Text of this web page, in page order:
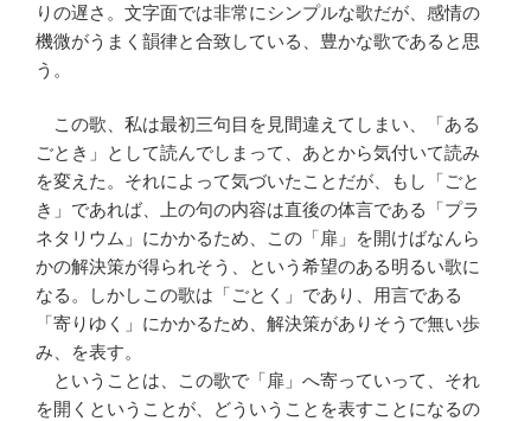
りの遅さ。文字面では非常にシンプルな歌だが、感情の
機微がうまく韻律と合致している、豊かな歌であると思
う。
この歌、私は最初三句目を見間違えてしまい、「ある
ごとき」として読んでしまって、あとから気付いて読み
を変えた。それによって気づいたことだが、もし「ごと
き」であれば、上の句の内容は直後の体言である「プラ
ネタリウム」にかかるため、この「扉」を開けばなんら
かの解決策が得られそう、という希望のある明るい歌に
なる。しかしこの歌は「ごとく」であり、用言である
「寄りゆく」にかかるため、解決策がありそうで無い歩
み、を表す。
ということは、この歌で「扉」へ寄っていって、それ
を開くということが、どういうことを表すことになるの